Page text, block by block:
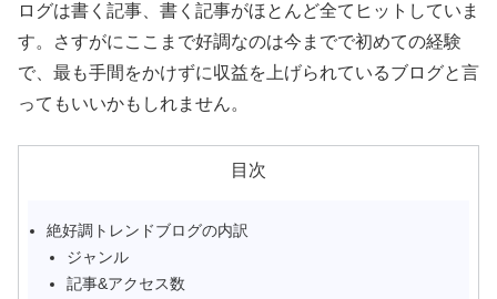
ログは書く記事、書く記事がほとんど全てヒットしていま
す。さすがにここまで好調なのは今までで初めての経験
で、最も手間をかけずに収益を上げられているブログと言
ってもいいかもしれません。
目次
絶好調トレンドブログの内訳
ジャンル
記事&アクセス数